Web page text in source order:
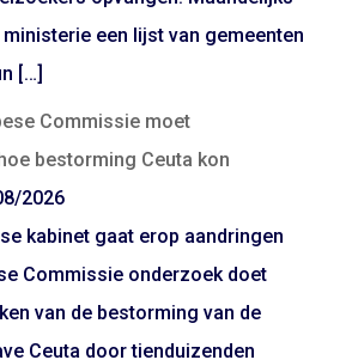
een lijst van gemeenten
[…]
Commissie moet
bestorming Ceuta kon
2026
kabinet gaat erop aandringen
Commissie onderzoek doet
van de bestorming van de
Ceuta door tienduizenden